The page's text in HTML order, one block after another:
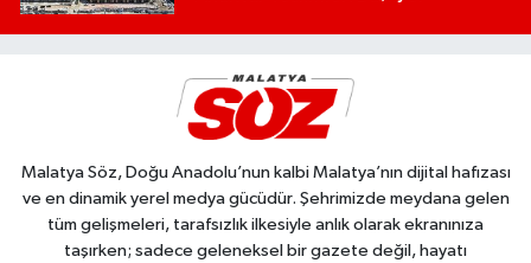
Malatya Söz, Doğu Anadolu’nun kalbi Malatya’nın dijital hafızası
ve en dinamik yerel medya gücüdür. Şehrimizde meydana gelen
tüm gelişmeleri, tarafsızlık ilkesiyle anlık olarak ekranınıza
taşırken; sadece geleneksel bir gazete değil, hayatı